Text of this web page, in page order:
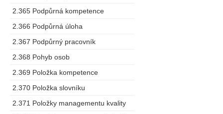
2.365 Podpůrná kompetence
2.366 Podpůrná úloha
2.367 Podpůrný pracovník
2.368 Pohyb osob
2.369 Položka kompetence
2.370 Položka slovníku
2.371 Položky managementu kvality